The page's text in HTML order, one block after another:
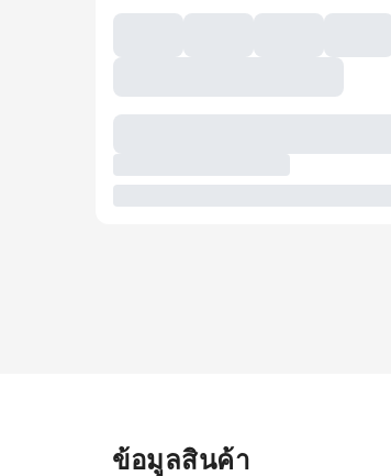
ข้อมูลสินค้า